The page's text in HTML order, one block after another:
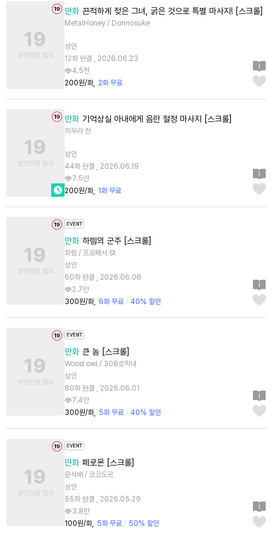
만화 끈적하게 젖은 그녀, 굵은 것으로 특별 마사지! [스크롤]
MetalHoney / Donnosuke
성인
12화 완결 , 2026.06.23
4.5천
200원/화
2화 무료
만화 기억상실 아내에게 음란 절정 마사지 [스크롤]
히무라 진
성인
44화 완결 , 2026.06.19
7.5만
200원/화
1화 무료
만화 하렘의 군주 [스크롤]
화림 / 프로페서 St
성인
60화 완결 , 2026.06.06
2.7만
300원/화
6화 무료 40% 할인
만화 큰 놈 [스크롤]
Wood owl / 308호막내
성인
80화 완결 , 2026.06.01
7.4만
300원/화
5화 무료 40% 할인
만화 페로몬 [스크롤]
문석배 / 코코도르
성인
55화 완결 , 2026.05.29
3.8만
100원/화
5화 무료 50% 할인